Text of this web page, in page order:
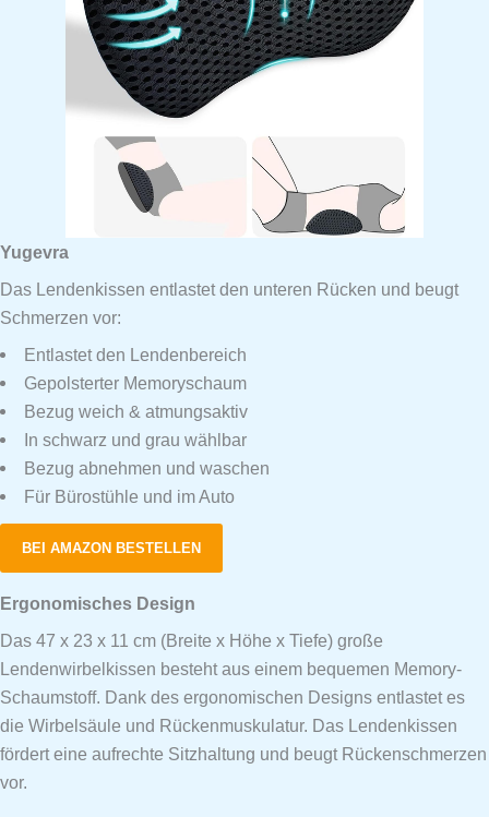
Yugevra
Das Lendenkissen entlastet den unteren Rücken und beugt
Schmerzen vor:
Entlastet den Lendenbereich
Gepolsterter Memoryschaum
Bezug weich & atmungsaktiv
In schwarz und grau wählbar
Bezug abnehmen und waschen
Für Bürostühle und im Auto
BEI AMAZON BESTELLEN
Ergonomisches Design
Das 47 x 23 x 11 cm (Breite x Höhe x Tiefe) große
Lendenwirbelkissen besteht aus einem bequemen Memory-
Schaumstoff. Dank des ergonomischen Designs entlastet es
die Wirbelsäule und Rückenmuskulatur. Das Lendenkissen
fördert eine aufrechte Sitzhaltung und beugt Rückenschmerzen
vor.